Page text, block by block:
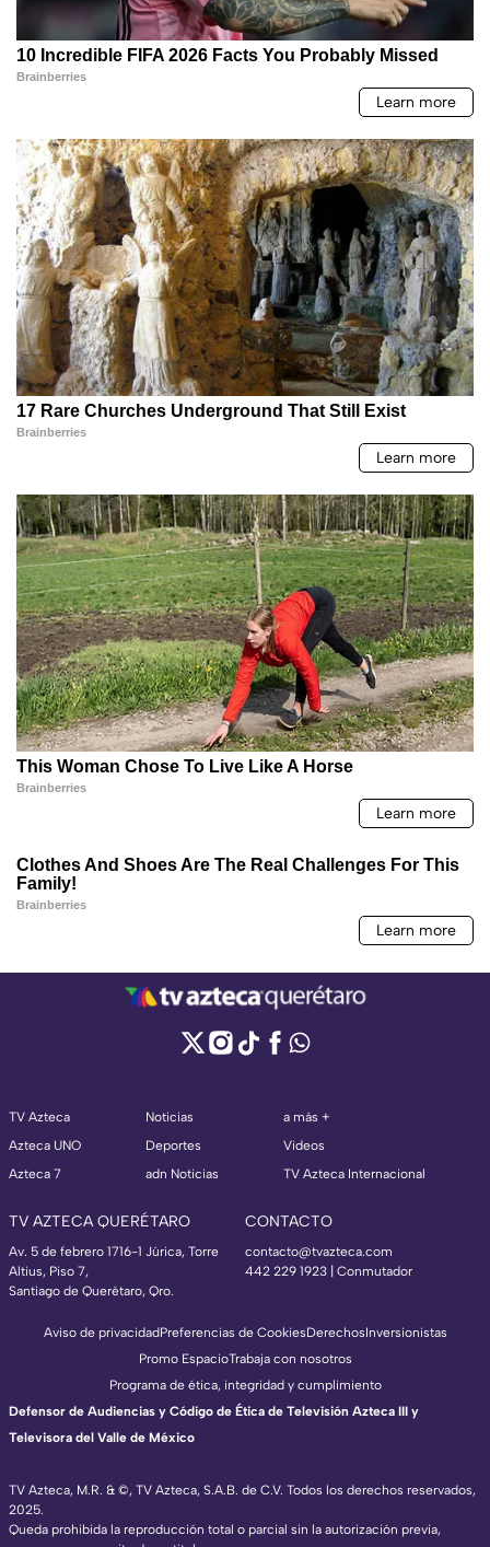
TV Azteca
Azteca UNO
Azteca 7
Noticias
Deportes
adn Noticias
a más +
Videos
TV Azteca Internacional
TV AZTECA QUERÉTARO
Av. 5 de febrero 1716-1 Júrica, Torre
Altius, Piso 7,
Santiago de Querétaro, Qro.
CONTACTO
contacto@tvazteca.com
442 229 1923 | Conmutador
TV Azteca, M.R. & ©, TV Azteca, S.A.B. de C.V. Todos los derechos reservados,
2025.
Queda prohibida la reproducción total o parcial sin la autorización previa,
Aviso de privacidadPreferencias de CookiesDerechosInversionistas
Promo EspacioTrabaja con nosotros
Programa de ética, integridad y cumplimiento
Defensor de Audiencias y Código de Ética de Televisión Azteca III y
Televisora del Valle de México